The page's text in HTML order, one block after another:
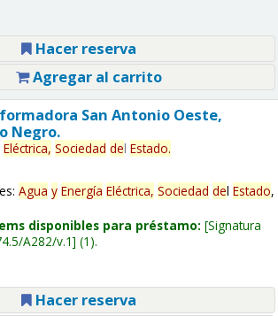
Hacer reserva
Agregar al carrito
San Antonio Oeste,
Negro.
Eléctrica, Sociedad del Estado.
Agua y Energía Eléctrica, Sociedad del Estado,
disponibles para préstamo: Signatura
A282/v.1 (1).
Hacer reserva